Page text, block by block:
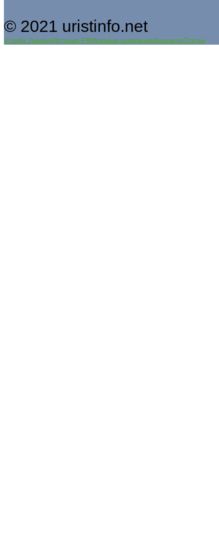
© 2021 uristinfo.net
Історія УкраїниИстория РФИсковые заявленияКонтактыСтатьи